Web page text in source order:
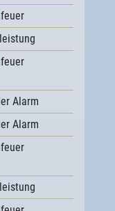
Alarm
Alarm